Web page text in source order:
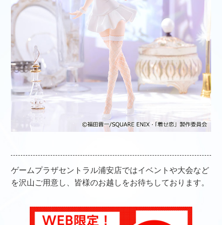
ゲームプラザセントラル浦安店ではイベントや大会など
を沢山ご用意し、皆様のお越しをお待ちしております。